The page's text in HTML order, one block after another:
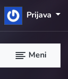
Prijava
Meni